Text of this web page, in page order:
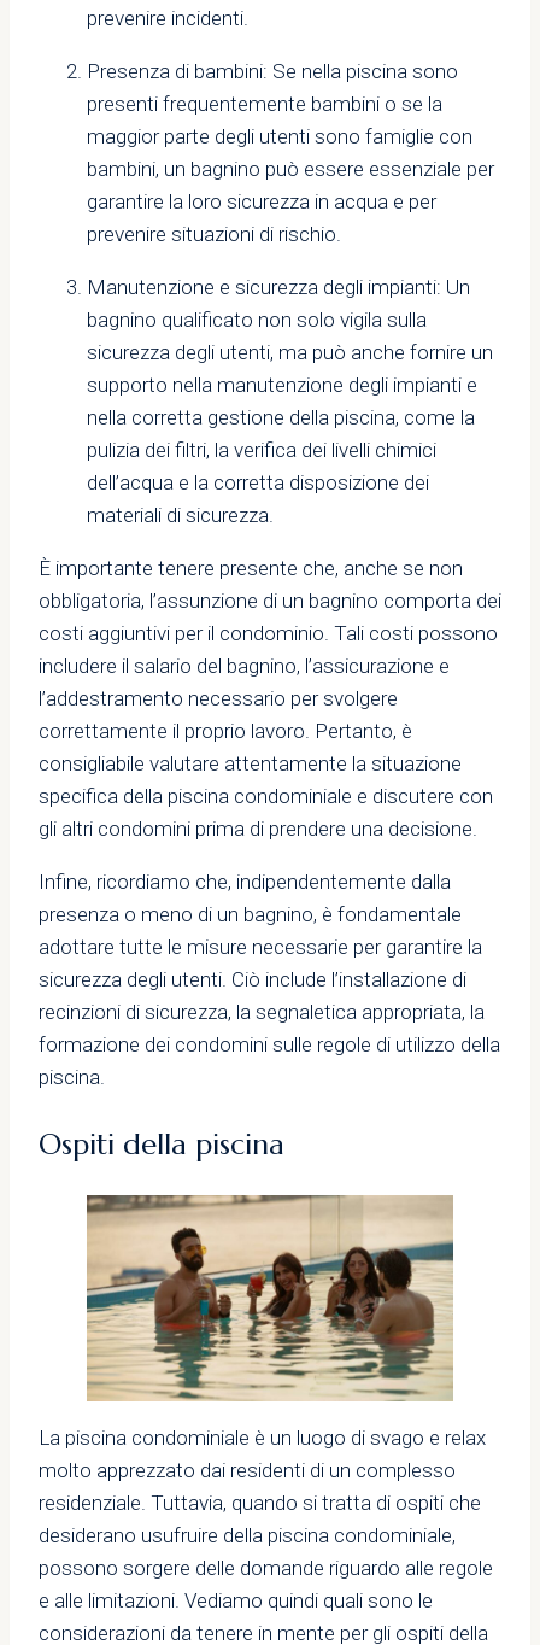
prevenire incidenti.
Presenza di bambini: Se nella piscina sono
presenti frequentemente bambini o se la
maggior parte degli utenti sono famiglie con
bambini, un bagnino può essere essenziale per
garantire la loro sicurezza in acqua e per
prevenire situazioni di rischio.
Manutenzione e sicurezza degli impianti: Un
bagnino qualificato non solo vigila sulla
sicurezza degli utenti, ma può anche fornire un
supporto nella manutenzione degli impianti e
nella corretta gestione della piscina, come la
pulizia dei filtri, la verifica dei livelli chimici
dell’acqua e la corretta disposizione dei
materiali di sicurezza.
È importante tenere presente che, anche se non
obbligatoria, l’assunzione di un bagnino comporta dei
costi aggiuntivi per il condominio. Tali costi possono
includere il salario del bagnino, l’assicurazione e
l’addestramento necessario per svolgere
correttamente il proprio lavoro. Pertanto, è
consigliabile valutare attentamente la situazione
specifica della piscina condominiale e discutere con
gli altri condomini prima di prendere una decisione.
Infine, ricordiamo che, indipendentemente dalla
presenza o meno di un bagnino, è fondamentale
adottare tutte le misure necessarie per garantire la
sicurezza degli utenti. Ciò include l’installazione di
recinzioni di sicurezza, la segnaletica appropriata, la
formazione dei condomini sulle regole di utilizzo della
piscina.
Ospiti della piscina
La piscina condominiale è un luogo di svago e relax
molto apprezzato dai residenti di un complesso
residenziale. Tuttavia, quando si tratta di ospiti che
desiderano usufruire della piscina condominiale,
possono sorgere delle domande riguardo alle regole
e alle limitazioni. Vediamo quindi quali sono le
considerazioni da tenere in mente per gli ospiti della